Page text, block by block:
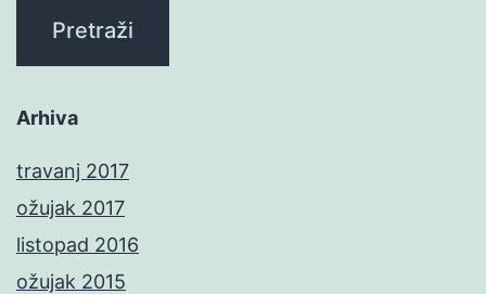
Arhiva
travanj 2017
ožujak 2017
listopad 2016
ožujak 2015